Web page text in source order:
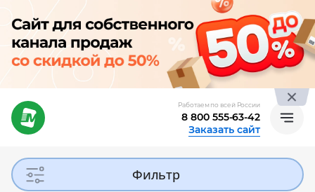
Работаем по всей России
8 800 555-63-42
Заказать сайт
Фильтр